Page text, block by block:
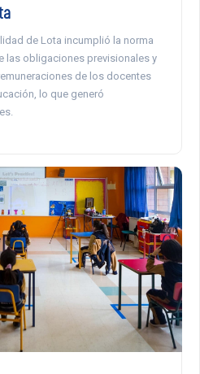
de Lota incumplió la norma
las obligaciones previsionales y
de los docentes
lo que generó